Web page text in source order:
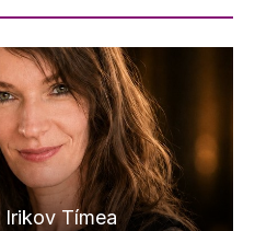
Tímea